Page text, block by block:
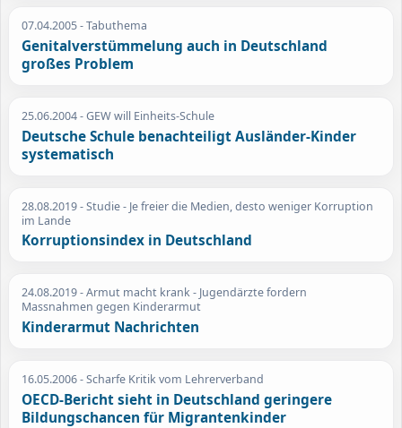
07.04.2005- Tabuthema
Genitalverstümmelung auch in Deutschland
großes Problem
25.06.2004- GEW will Einheits-Schule
Deutsche Schule benachteiligt Ausländer-Kinder
systematisch
28.08.2019- Studie - Je freier die Medien, desto weniger Korruption
im Lande
Korruptionsindex in Deutschland
24.08.2019- Armut macht krank - Jugendärzte fordern
Massnahmen gegen Kinderarmut
Kinderarmut Nachrichten
16.05.2006- Scharfe Kritik vom Lehrerverband
OECD-Bericht sieht in Deutschland geringere
Bildungschancen für Migrantenkinder